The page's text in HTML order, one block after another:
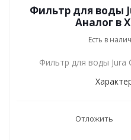
Фильтр для воды
Аналог в
Есть в
Фильтр для воды Jura
Отложить